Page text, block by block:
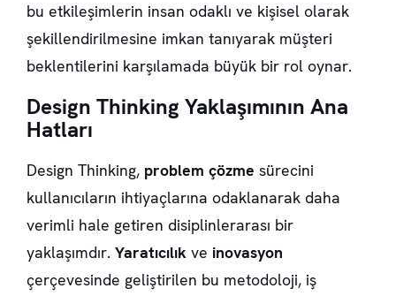
bu etkileşimlerin insan odaklı ve kişisel olarak
şekillendirilmesine imkan tanıyarak müşteri
beklentilerini karşılamada büyük bir rol oynar.
Design Thinking Yaklaşımının Ana
Hatları
Design Thinking, problem çözme sürecini
kullanıcıların ihtiyaçlarına odaklanarak daha
verimli hale getiren disiplinlerarası bir
yaklaşımdır. Yaratıcılık ve inovasyon
çerçevesinde geliştirilen bu metodoloji, iş